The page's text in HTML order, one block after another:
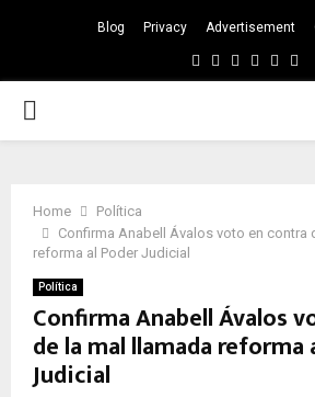
Blog Privacy Advertisement
Facebook
TwitterInstagram
Pinterest
PRIMARY
Home
Política
Confirma Anabell Ávalos voto en contra
reforma al Poder Judicial
Política
Confirma Anabell Ávalos
de la mal llamada reforma
Judicial